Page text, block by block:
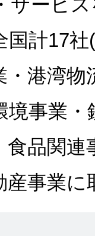
サービ
国計17
・港湾
境事業
食品関
産事業